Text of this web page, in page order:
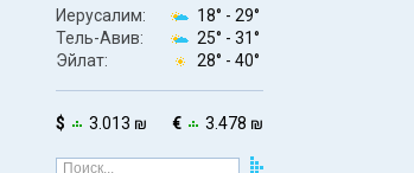
Иерусалим: 18° - 29°
Тель-Авив:
25° - 31°
Эйлат:
28° - 40°
$ 3.013 ₪ € 3.478 ₪